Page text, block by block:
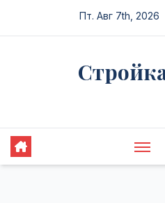
Пт. Авг 7th, 2026